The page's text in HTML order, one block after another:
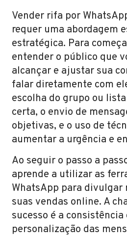
Vender rifa por
requer uma abordagem
estratégica. Para
entender o público que
alcançar e ajustar sua
falar diretamente com
escolha do grupo ou
certa, o envio de
objetivas, e o uso de
aumentar a urgência e
Ao seguir o passo a
aprende a utilizar as
WhatsApp para
suas vendas online. A
sucesso é a consistência
personalização das